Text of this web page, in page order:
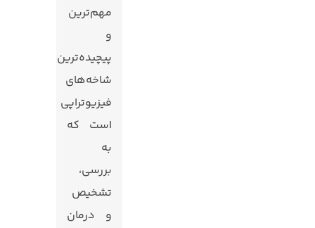
مهم‌ترین
و
پیچیده‌ترین
شاخه‌های
فیزیوتراپی
است که
به
بررسی،
تشخیص
و درمان